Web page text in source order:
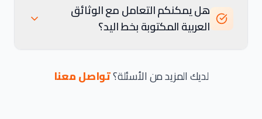
هل يمكنكم التعامل مع الوثائق
العربية المكتوبة بخط اليد؟
لديك المزيد من الأسئلة؟تواصل معنا